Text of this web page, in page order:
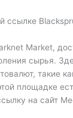
ссылке
Market,
сырья.
такие
площадке
на сайт